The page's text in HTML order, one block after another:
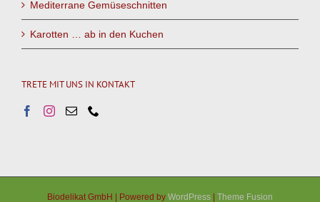
Mediterrane Gemüseschnitten
Karotten … ab in den Kuchen
TRETE MIT UNS IN KONTAKT
Biodelikat GmbH | Powered by WordPress Theme Fusion